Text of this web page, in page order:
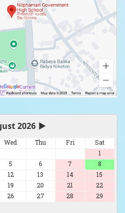
2026 ▶
Wed Thu Fri
Sat
1
5 6 7
8
12 13 14
15
19 20 21
22
26 27 28
29